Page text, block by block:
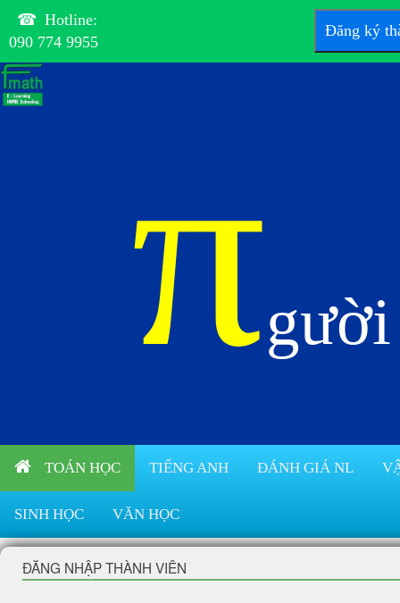
☎ Hotline:
090 774 9955
Đăng ký
π
TOÁN HỌC TIẾNG ANH ĐÁNH GIÁ NL
SINH HỌC VĂN HỌC
ĐĂNG NHẬP THÀNH VIÊN